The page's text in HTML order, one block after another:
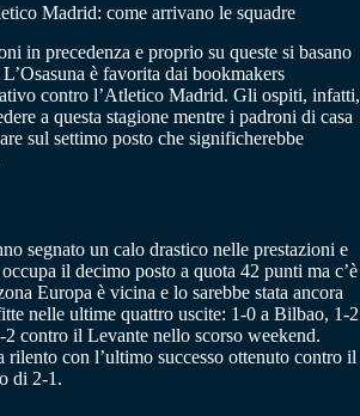
Madrid: come arrivano le squadre
in precedenza e proprio su queste si basano
è favorita dai bookmakers
contro l’Atletico Madrid. Gli ospiti, infatti,
a questa stagione mentre i padroni di casa
sul settimo posto che significherebbe
segnato un calo drastico nelle prestazioni e
il decimo posto a quota 42 punti ma c’è
Europa è vicina e lo sarebbe stata ancora
nelle ultime quattro uscite: 1-0 a Bilbao, 1-2
contro il Levante nello scorso weekend.
rilento con l’ultimo successo ottenuto contro il
di 2-1.